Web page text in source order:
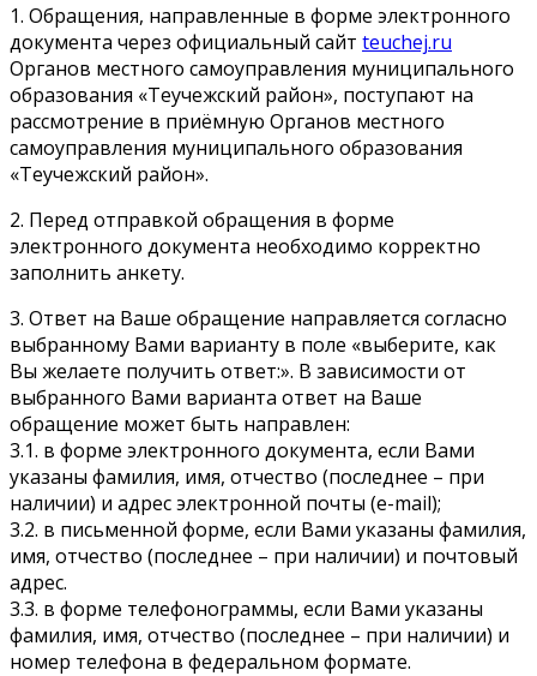
1. Обращения, направленные в форме электронного
документа через официальный сайт teuchej.ru
Органов местного самоуправления муниципального
образования «Теучежский район», поступают на
рассмотрение в приёмную Органов местного
самоуправления муниципального образования
«Теучежский район».
2. Перед отправкой обращения в форме
электронного документа необходимо корректно
заполнить анкету.
3. Ответ на Ваше обращение направляется согласно
выбранному Вами варианту в поле «выберите, как
Вы желаете получить ответ:». В зависимости от
выбранного Вами варианта ответ на Ваше
обращение может быть направлен:
3.1. в форме электронного документа, если Вами
указаны фамилия, имя, отчество (последнее – при
наличии) и адрес электронной почты (e-mail);
3.2. в письменной форме, если Вами указаны фамилия,
имя, отчество (последнее – при наличии) и почтовый
адрес.
3.3. в форме телефонограммы, если Вами указаны
фамилия, имя, отчество (последнее – при наличии) и
номер телефона в федеральном формате.